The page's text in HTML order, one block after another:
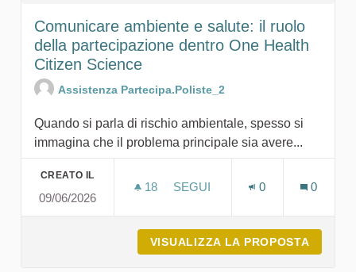
Comunicare ambiente e salute: il ruolo
della partecipazione dentro One Health
Citizen Science
Assistenza Partecipa.Poliste_2
Quando si parla di rischio ambientale, spesso si
immagina che il problema principale sia avere...
CREATO IL
09/06/2026
18 18 SOSTENITORI
SEGUI
0 0
VISUALIZZA LA PROPOSTA